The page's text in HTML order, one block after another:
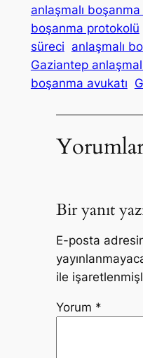
anlaşmalı
boşanma protokolü
süreci anlaşmalı
Gaziantep
boşanma avukatı
Bir yanıt
E-posta
ile
Yorum *